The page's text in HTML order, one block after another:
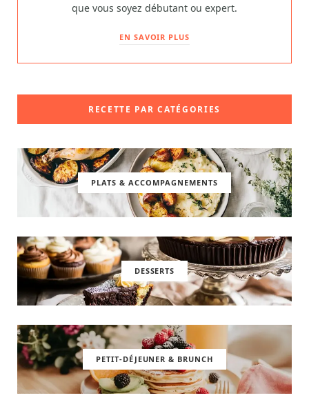
que vous soyez débutant ou expert.
EN SAVOIR PLUS
RECETTE PAR CATÉGORIES
PLATS & ACCOMPAGNEMENTS
DESSERTS
PETIT-DÉJEUNER & BRUNCH